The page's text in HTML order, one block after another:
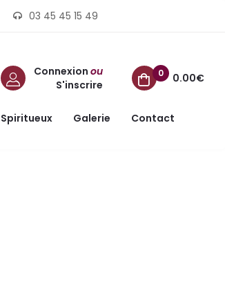
03 45 45 15 49
Connexion ou
S'inscrire
0 0.00€
Spiritueux Galerie Contact